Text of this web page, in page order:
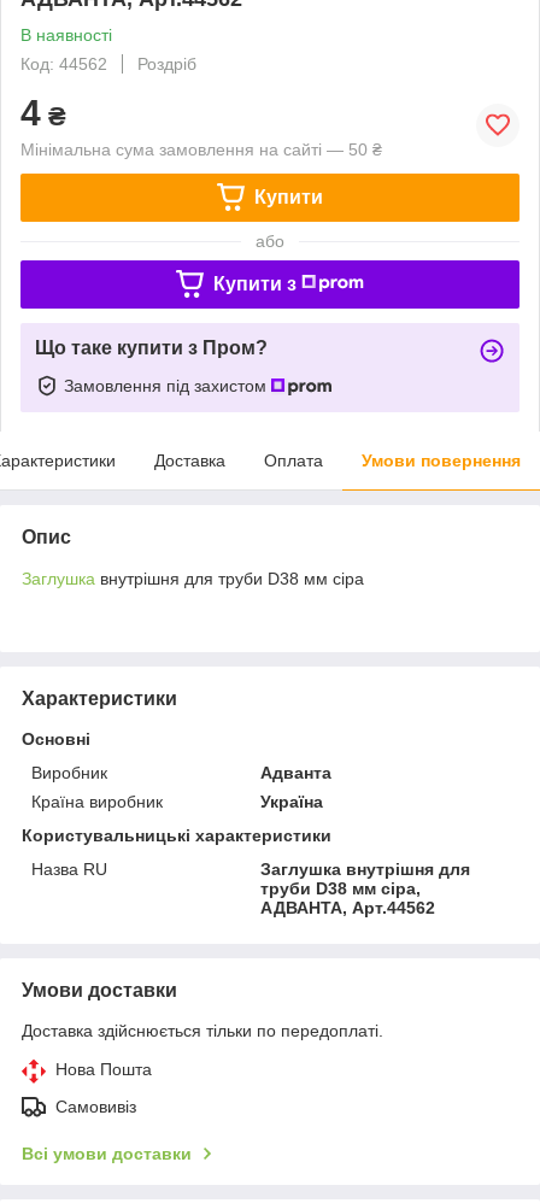
В наявності
Код: 44562
Роздріб
4 ₴
Мінімальна сума замовлення на сайті — 50 ₴
Купити
або
Купити з
Що таке купити з Пром?
Замовлення під захистом
Доставка Оплата Умови повернення
Опис
Заглушка внутрішня для труби D38 мм сіра
Характеристики
Основні
Виробник
Адванта
Країна виробник
Україна
Користувальницькі характеристики
Назва RU
Заглушка внутрішня для
труби D38 мм сіра,
АДВАНТА, Арт.44562
Умови доставки
Доставка здійснюється тільки по передоплаті.
Нова Пошта
Самовивіз
Всі умови доставки